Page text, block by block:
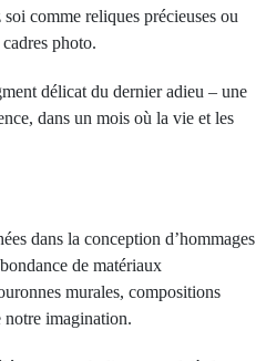
comme reliques précieuses ou
photo.
délicat du dernier adieu – une
dans un mois où la vie et les
dans la conception d’hommages
de matériaux
murales, compositions
notre imagination.